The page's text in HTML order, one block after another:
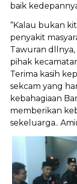
baik
“Kalau bukan
penyakit
Tawuran
pihak
Terima kasih
sekcam yang
kebahagiaan
memberikan
sekeluarga..